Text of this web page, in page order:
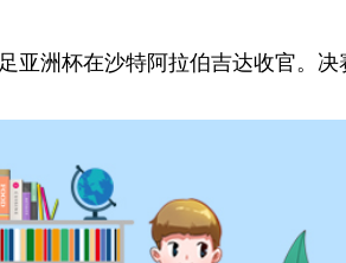
亚洲杯在沙特阿拉伯吉达收官。